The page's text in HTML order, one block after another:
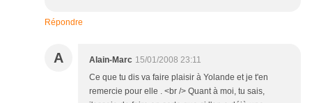
Répondre
A Alain-Marc 15/01/2008 23:11
Ce que tu dis va faire plaisir à Yolande et je t'en
remercie pour elle . <br /> Quant à moi, tu sais,